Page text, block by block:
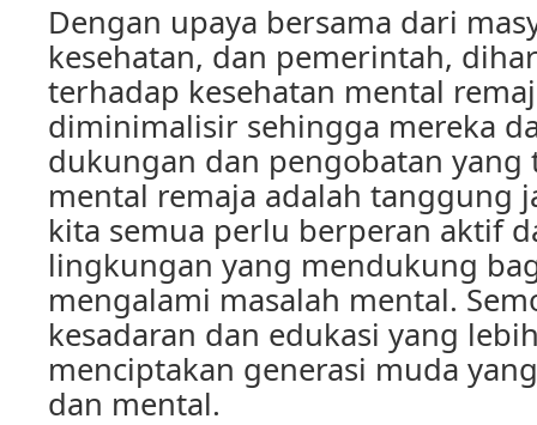
Dengan upaya bersama dari
kesehatan, dan pemerintah,
terhadap kesehatan mental
diminimalisir sehingga mereka
dukungan dan pengobatan yang
mental remaja adalah tanggung
kita semua perlu berperan aktif
lingkungan yang mendukung
mengalami masalah mental.
kesadaran dan edukasi yang
menciptakan generasi muda
dan mental.